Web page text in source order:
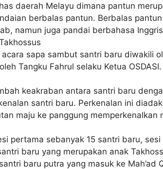
daerah Melayu dimana pantun
berbalas pantun. Berbalas
namun juga pandai berbahasa
sapa sambut santri baru diwakili
Tangku Fahrul selaku Ketua OSDASI.
keakraban antara santri baru
santri baru. Perkenalan ini
maju ke panggung memperkenalkan
pertama sebanyak 15 santri baru,
baru yang merupakan anak
baru putra yang masuk ke